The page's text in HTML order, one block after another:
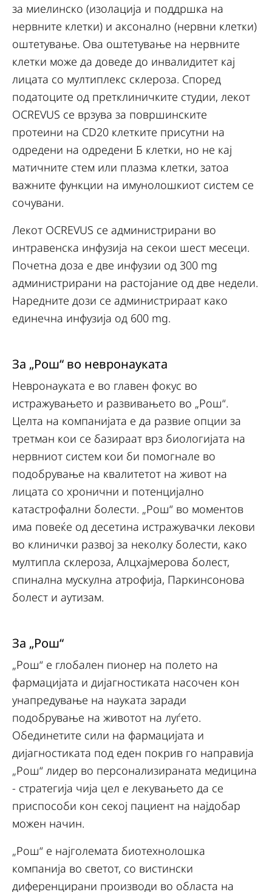
за миелинско (изолација и поддршка на
нервните клетки) и аксонално (нервни клетки)
оштетување. Ова оштетување на нервните
клетки може да доведе до инвалидитет кај
лицата со мултиплекс склероза. Според
податоците од претклиничките студии, лекот
OCREVUS се врзува за површинските
протеини на СD20 клетките присутни на
одредени на одредени Б клетки, но не кај
матичните стем или плазма клетки, затоа
важните функции на имунолошкиот систем се
сочувани.
Лекот OCREVUS се администрирани во
интравенска инфузија на секои шест месеци.
Почетна доза е две инфузии од 300 mg
администрирани на растојание од две недели.
Наредните дози се администрираат како
единечна инфузија од 600 mg.
За „Рош“ во невронауката
Невронауката е во главен фокус во
истражувањето и развивањето во „Рош“.
Целта на компанијата е да развие опции за
третман кои се базираат врз биологијата на
нервниот систем кои би помогнале во
подобрување на квалитетот на живот на
лицата со хронични и потенцијално
катастрофални болести. „Рош“ во моментов
има повеќе од десетина истражувачки лекови
во клинички развој за неколку болести, како
мултипла склероза, Алцхајмерова болест,
спинална мускулна атрофија, Паркинсонова
болест и аутизам.
За „Рош“
„Рош“ е глобален пионер на полето на
фармацијата и дијагностиката насочен кон
унапредување на науката заради
подобрување на животот на луѓето.
Обединетите сили на фармацијата и
дијагностиката под еден покрив го направија
„Рош“ лидер во персонализираната медицина
- стратегија чија цел е лекувањето да се
приспособи кон секој пациент на најдобар
можен начин.
„Рош“ е најголемата биотехнолошка
компанија во светот, со вистински
диференцирани производи во областа на